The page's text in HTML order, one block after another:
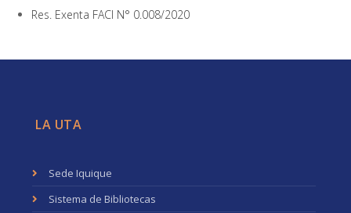
Res. Exenta FACI N° 0.008/2020
LA UTA
Sede Iquique
Sistema de Bibliotecas